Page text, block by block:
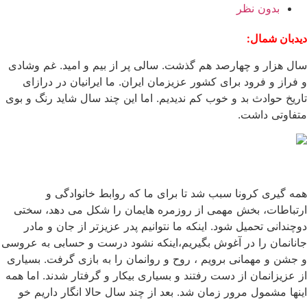
بدون نظر
دیدبان شمال:
سال هزار و چهارصد هم گذشت. سالی پر از بیم و امید. غم وشادی
و فراز و فرود برای کشور عزیزمان ایران. ما ایرانیان در درازای
تاریخ حوادث بد و خوب کم ندیدیم. اما این چند سال شاید رنگ و بوی
متفاوتی داشت.
همه گیری کرونا سبب شد تا برای ما که روابط خانوادگی و
ارتباطات، بخش مهمی از روزمره هایمان را شکل می دهد، سختی
دوچندانی تحمیل شود. اینکه ما نتوانیم پدر عزیزتر از جان و مادر
جانانمان را در آغوش بگیریم،اینکه نشود درست و حسابی به عروسی
و جشن و مهمانی برویم ، روح و روانمان را به بازی گرفت. بسیاری
از عزیزانمان از دست رفتند و بسیاری بیکار و گرفتار شدند. اما همه
اینها مشمول مرور زمان شد. بعد از چند سال حالا انگار داریم خو